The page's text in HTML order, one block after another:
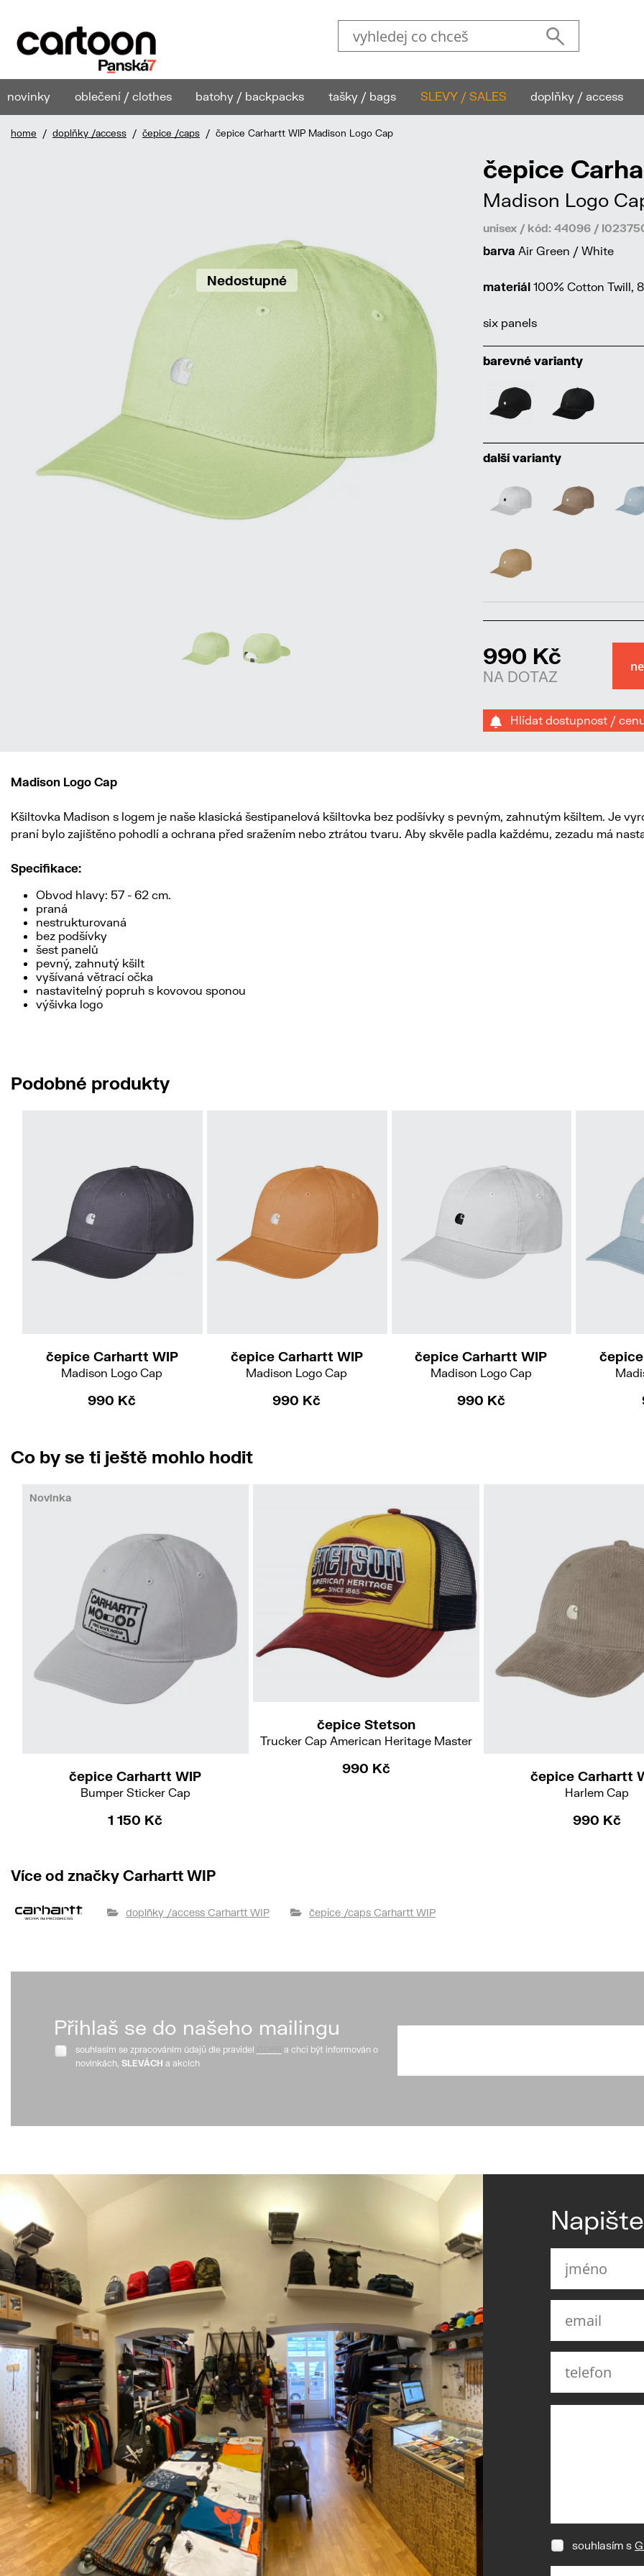
novinky oblečení / clothes batohy / backpacks tašky / bags SLEVY / SALES doplňky / access
home / doplňky /access / čepice /caps / čepice Carhartt WIP Madison Logo Cap
Nedostupné
čepice
Madison Logo
unisex / kód: 44096 /
barva Air Green / White
materiál 100% Cotton Twill,
six panels
barevné varianty
další varianty
990 Kč
NA DOTAZ
Hlídat dostupnost /
Madison Logo Cap
Kšiltovka Madison s logem je naše klasická šestipanelová kšiltovka bez podšívky s pevným, zahnutým kšiltem. Je
praní bylo zajištěno pohodlí a ochrana před sražením nebo ztrátou tvaru. Aby skvěle padla každému, zezadu má
Specifikace:
Obvod hlavy: 57 - 62 cm.
praná
nestrukturovaná
bez podšívky
šest panelů
pevný, zahnutý kšilt
vyšívaná větrací očka
nastavitelný popruh s kovovou sponou
výšivka logo
Podobné produkty
čepice Carhartt WIP
Madison Logo Cap
990 Kč
čepice Carhartt WIP
Madison Logo Cap
990 Kč
čepice Carhartt WIP
Madison Logo Cap
990 Kč
Co by se ti ještě mohlo hodit
Novinka
čepice Carhartt WIP
Bumper Sticker Cap
1 150 Kč
čepice Stetson
Trucker Cap American Heritage Master
990 Kč
čepice Carhartt
Harlem Cap
990 Kč
Více od značky Carhartt WIP
doplňky /access Carhartt WIP čepice /caps Carhartt WIP
Přihlaš se do našeho mailingu
souhlasím se zpracováním údajů dle pravidel
a chci být informován o
novinkách, SLEVÁCH a akcích
souhlasím s